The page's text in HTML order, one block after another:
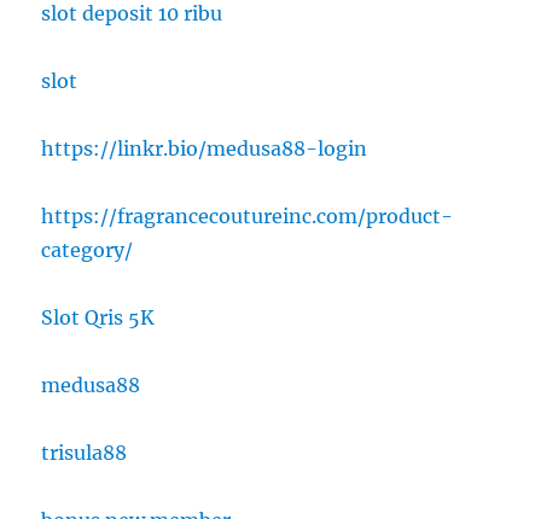
slot deposit 10 ribu
slot
https://linkr.bio/medusa88-login
https://fragrancecoutureinc.com/product-
category/
Slot Qris 5K
medusa88
trisula88